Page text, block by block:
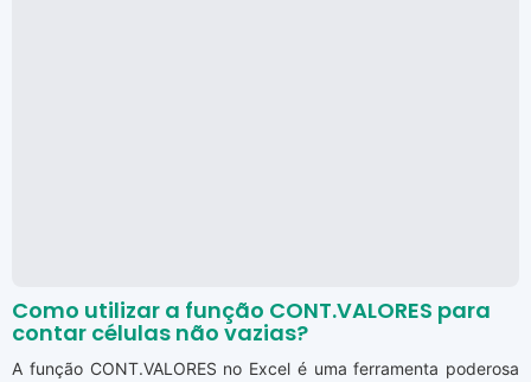
Como utilizar a função CONT.VALORES para
contar células não vazias?
A função CONT.VALORES no Excel é uma ferramenta poderosa